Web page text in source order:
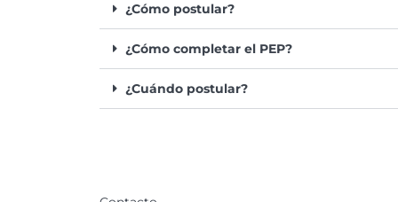
¿Cómo postular?
¿Cómo completar el PEP?
¿Cuándo postular?